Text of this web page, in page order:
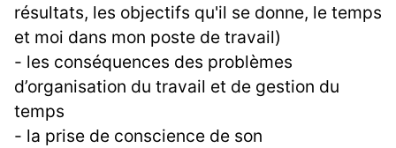
résultats, les objectifs qu'il se donne, le temps
et moi dans mon poste de travail)
- les conséquences des problèmes
d’organisation du travail et de gestion du
temps
- la prise de conscience de son